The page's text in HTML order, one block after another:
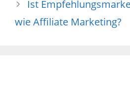
Ist
wie Affiliate Marketing?